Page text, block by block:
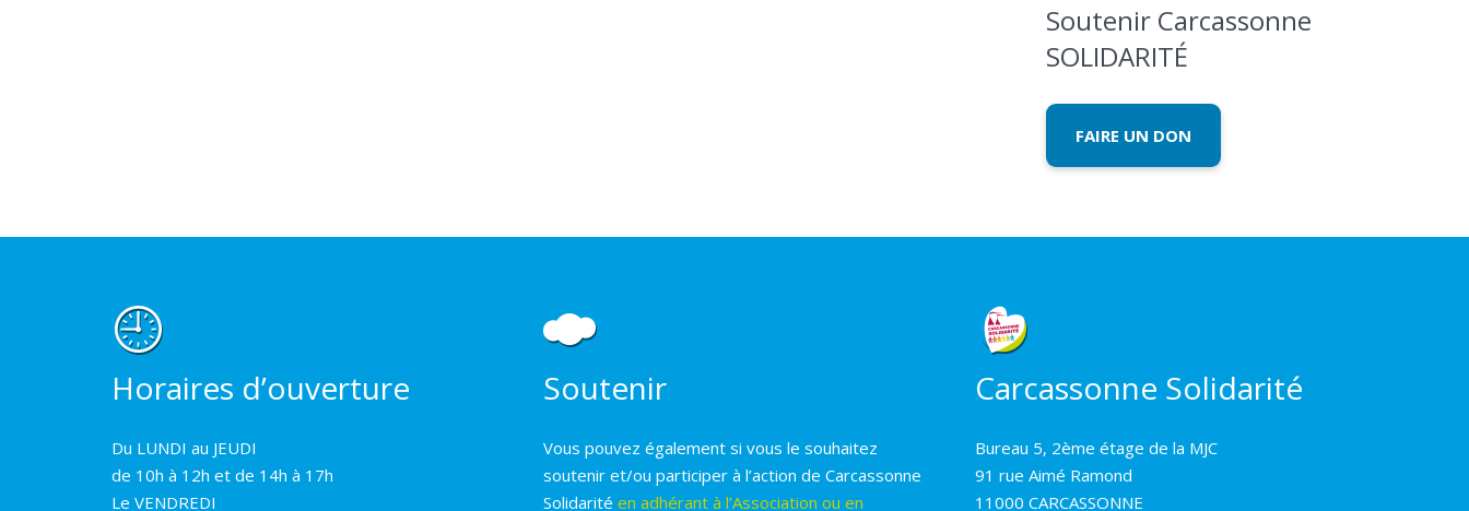
Soutenir Carcassonne
SOLIDARITÉ
FAIRE UN DON
Horaires d’ouverture
Du LUNDI au JEUDI
de 10h à 12h et de 14h à 17h
Le VENDREDI
Soutenir
Vous pouvez également si vous le souhaitez
soutenir et/ou participer à l’action de Carcassonne
Solidarité en adhérant à l’Association ou en
Carcassonne Solidarité
Bureau 5, 2ème étage de la MJC
91 rue Aimé Ramond
11000 CARCASSONNE